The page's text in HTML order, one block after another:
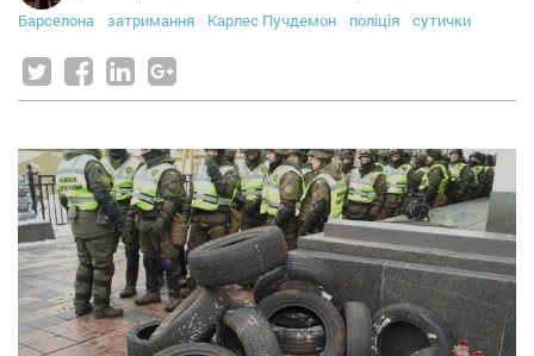
Барселона
затримання Карлес Пучдемон поліція сутички